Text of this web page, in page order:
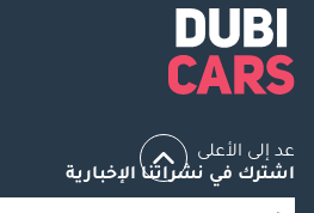
عد إلى الأعلى
اشترك في نشراتنا الإخبارية